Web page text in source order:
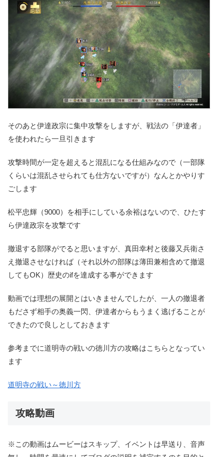
そのあと伊達政宗に集中攻撃をしますが、戦法の 「伊達者」
を使われたら一旦引きます
攻撃時間が一定を超えると混乱になる仕組みなので（一部隊
くらいは混乱させられても仕方ないですが）なんとかやりす
ごします
松平忠輝（9000）を相手にしている余裕はないので、ひたす
ら伊達政宗を攻撃です
撤退する部隊がでると思いますが、 真田幸村と後藤又兵衛さ
え撤退させなければ（それ以外の部隊は薄田兼相含めて撤退
してもOK）歴史のifを達成する事ができます
動画では理想の展開とはいきませんでしたが、一人の撤退者
もださず相手の奥義一閃、伊達者からもうまく逃げることが
できたので良しとしておきます
参考までに道明寺の戦いの徳川方の攻略はこちらとなってい
ます
道明寺の戦い～徳川方
攻略動画
※この動画はムービーはスキップ、イベントは早送り、音声